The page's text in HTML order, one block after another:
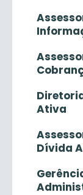
Ativa
Dívida